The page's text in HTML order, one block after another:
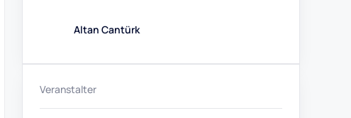
Altan Cantürk
Veranstalter